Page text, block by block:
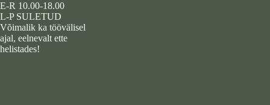
E-R 10.00-18.00
L-P SULETUD
Võimalik ka töövälisel
ajal, eelnevalt ette
helistades!